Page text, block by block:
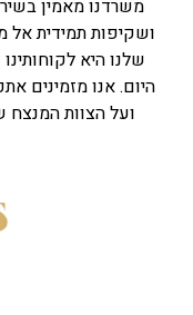
משרדנו מאמין
ושקיפות תמידית אל
שלנו היא
היום. אנו מזמינים
ועל הצוות המנצח